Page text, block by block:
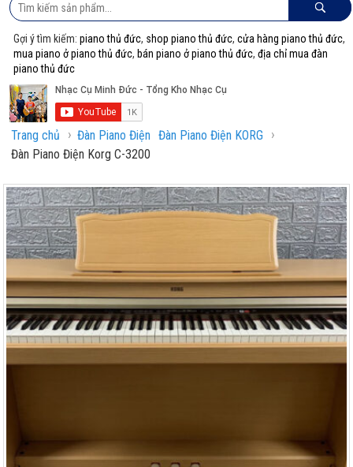
Gợi ý tìm kiếm:piano thủ đức, shop piano thủ đức,cửa hàng piano thủ đức,
mua piano ở piano thủ đức, bán piano ở piano thủ đức,địa chỉ mua đàn
piano thủ đức
Trang chủ › Đàn Piano Điện Đàn Piano Điện KORG ›
Đàn Piano Điện Korg C-3200